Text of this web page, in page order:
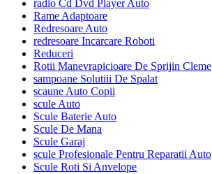
radio Cd Dvd Player Auto
Rame Adaptoare
Redresoare Auto
redresoare Incarcare Roboti
Reduceri
Rotii Manevrapicioare De Sprijin Cleme
sampoane Solutiii De Spalat
scaune Auto Copii
scule Auto
Scule Baterie Auto
Scule De Mana
Scule Garaj
scule Profesionale Pentru Reparatii Auto
Scule Roti Si Anvelope